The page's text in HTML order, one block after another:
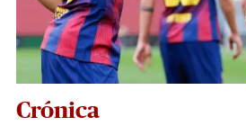
Crónica